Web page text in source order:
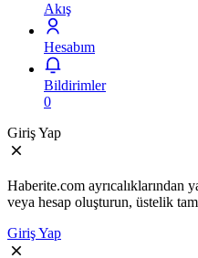
Akış
Hesabım
Bildirimler
0
Giriş Yap
Haberite.com ayrıcalıklarından
veya hesap oluşturun, üstelik
Giriş Yap